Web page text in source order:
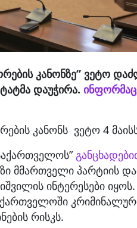
კანონზე” ვეტო
დაუჭირა.
კანონს ვეტო 4
მმართველი პარტიის
ინტერესები
რისკს.